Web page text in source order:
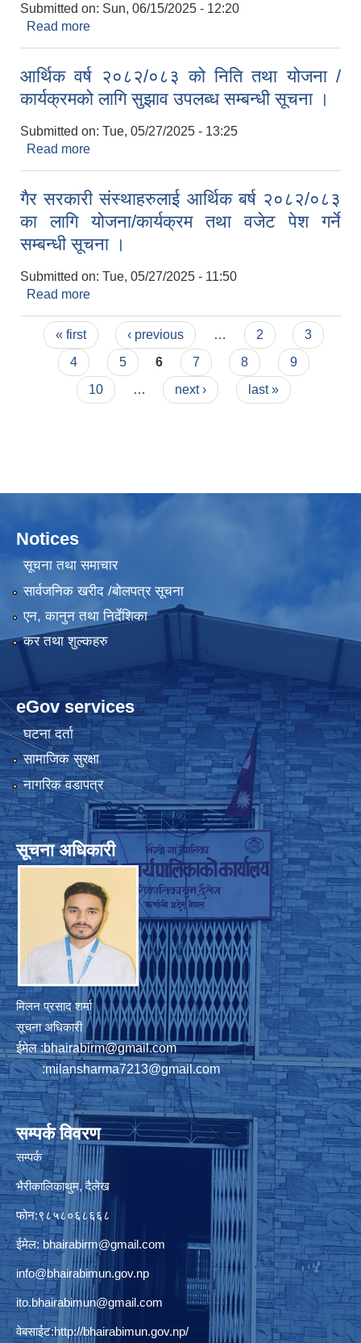
Submitted on: Sun, 06/15/2025 - 12:20
Read more
आर्थिक वर्ष २०८२/०८३ को निति तथा योजना /
कार्यक्रमको लागि सुझाव उपलब्ध सम्बन्धी सूचना ।
Submitted on: Tue, 05/27/2025 - 13:25
Read more
गैर सरकारी संस्थाहरुलाई आर्थिक बर्ष २०८२/०८३
का लागि योजना/कार्यक्रम तथा वजेट पेश गर्ने
सम्बन्धी सूचना ।
Submitted on: Tue, 05/27/2025 - 11:50
Read more
।
Pages
« first ‹ previous … 2
3
4
5 6 7 8
9
10
… next › last »
Notices
सूचना तथा समाचार
सार्वजनिक खरीद /बोलपत्र सूचना
एन, कानुन तथा निर्देशिका
कर तथा शुल्कहरु
eGov services
घटना दर्ता
सामाजिक सुरक्षा
नागरिक वडापत्र
सूचना अधिकारी
मिलन प्रसाद शर्मा
सूचना अधिकारी
ईमेल :bhairabirm@gmail.com
:milansharma7213@gmail.com
सम्पर्क विवरण
सम्पर्क
भैरीकालिकाथुम, दैलेख
फोन:९८५८०६८६६८
ईमेल: bhairabirm@gmail.com
info@bhairabimun.gov.np
ito.bhairabimun@gmail.com
वेबसाईट:http://bhairabimun.gov.np/